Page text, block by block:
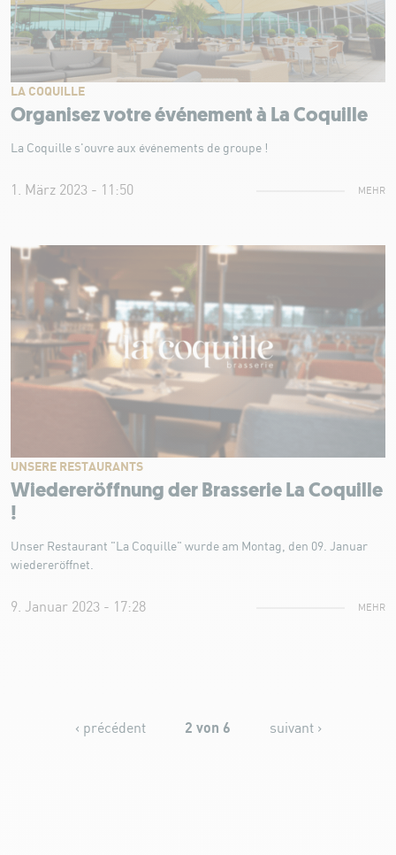
Organisez votre événement à La Coquille
LA COQUILLE
La Coquille s'ouvre aux événements de groupe !
1. März 2023 - 11:50 MEHR
Wiedereröffnung der Brasserie La Coquille
!
UNSERE RESTAURANTS
Unser Restaurant "La Coquille" wurde am Montag, den 09. Januar
wiedereröffnet.
9. Januar 2023 - 17:28 MEHR
‹ précédent 2 von 6 suivant ›